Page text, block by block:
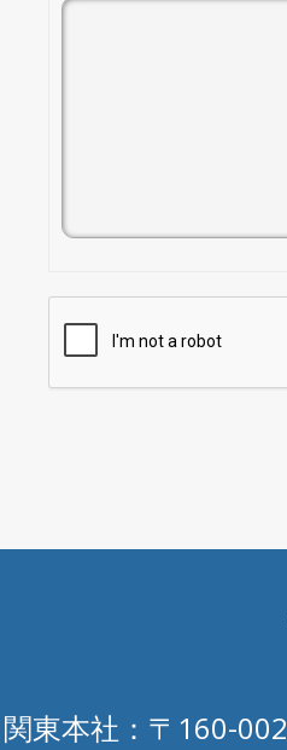
関東本社：〒160-